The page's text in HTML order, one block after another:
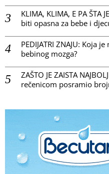
KLIMA, KLIMA, E PA ŠTA
biti opasna za bebe i
PEDIJATRI ZNAJU: Koja
bebinog mozga?
ZAŠTO JE ZAISTA
rečenicom posramio